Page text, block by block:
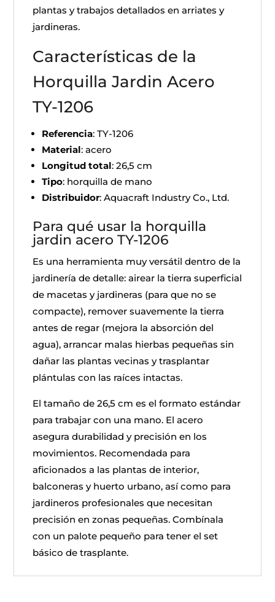
plantas y trabajos detallados en arriates y
jardineras.
Características de la
Horquilla Jardin Acero
TY-1206
Referencia: TY-1206
Material: acero
Longitud total: 26,5 cm
Tipo: horquilla de mano
Distribuidor: Aquacraft Industry Co., Ltd.
Para qué usar la horquilla
jardin acero TY-1206
Es una herramienta muy versátil dentro de la
jardinería de detalle: airear la tierra superficial
de macetas y jardineras (para que no se
compacte), remover suavemente la tierra
antes de regar (mejora la absorción del
agua), arrancar malas hierbas pequeñas sin
dañar las plantas vecinas y trasplantar
plántulas con las raíces intactas.
El tamaño de 26,5 cm es el formato estándar
para trabajar con una mano. El acero
asegura durabilidad y precisión en los
movimientos. Recomendada para
aficionados a las plantas de interior,
balconeras y huerto urbano, así como para
jardineros profesionales que necesitan
precisión en zonas pequeñas. Combínala
con un palote pequeño para tener el set
básico de trasplante.